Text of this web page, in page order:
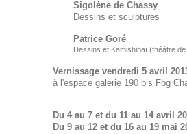
Sigolène de Chassy
Dessins et sculptures
Patrice Goré
Dessins et Kamishibaï (théâtre
Vernissage vendredi 5 avril
à l'espace galerie 190 bis Fbg
Du 4 au 7 et du 11 au 14 avril
Du 9 au 12 et du 16 au 19 mai